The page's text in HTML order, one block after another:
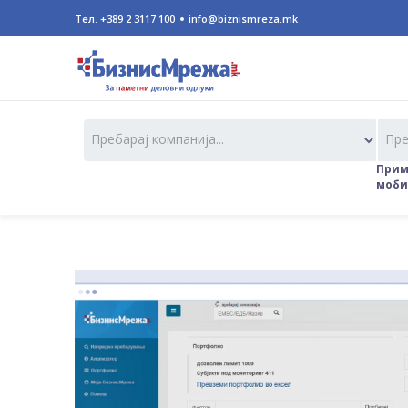
Тел. +389 2 3117 100 info@biznismreza.mk
Пребарај компанија...